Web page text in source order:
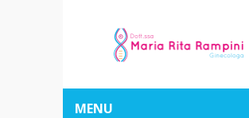
MENU